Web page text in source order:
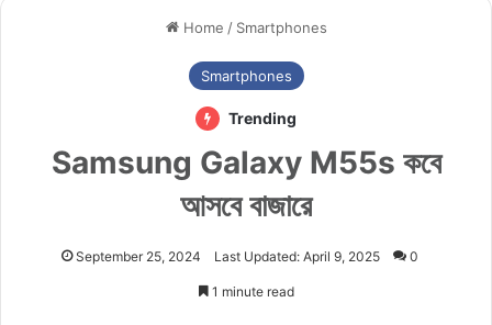
Home / Smartphones
Smartphones
Trending
Samsung Galaxy M55s কবে
আসবে বাজারে
September 25, 2024 Last Updated: April 9, 2025 0
1 minute read